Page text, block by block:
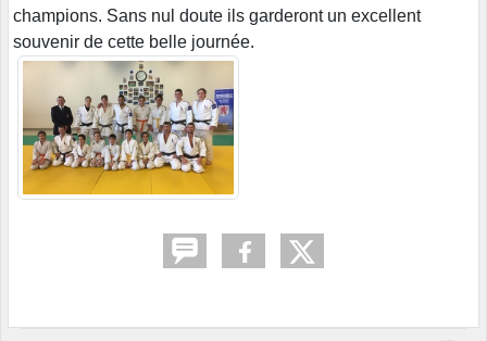
champions. Sans nul doute ils garderont un excellent
souvenir de cette belle journée.